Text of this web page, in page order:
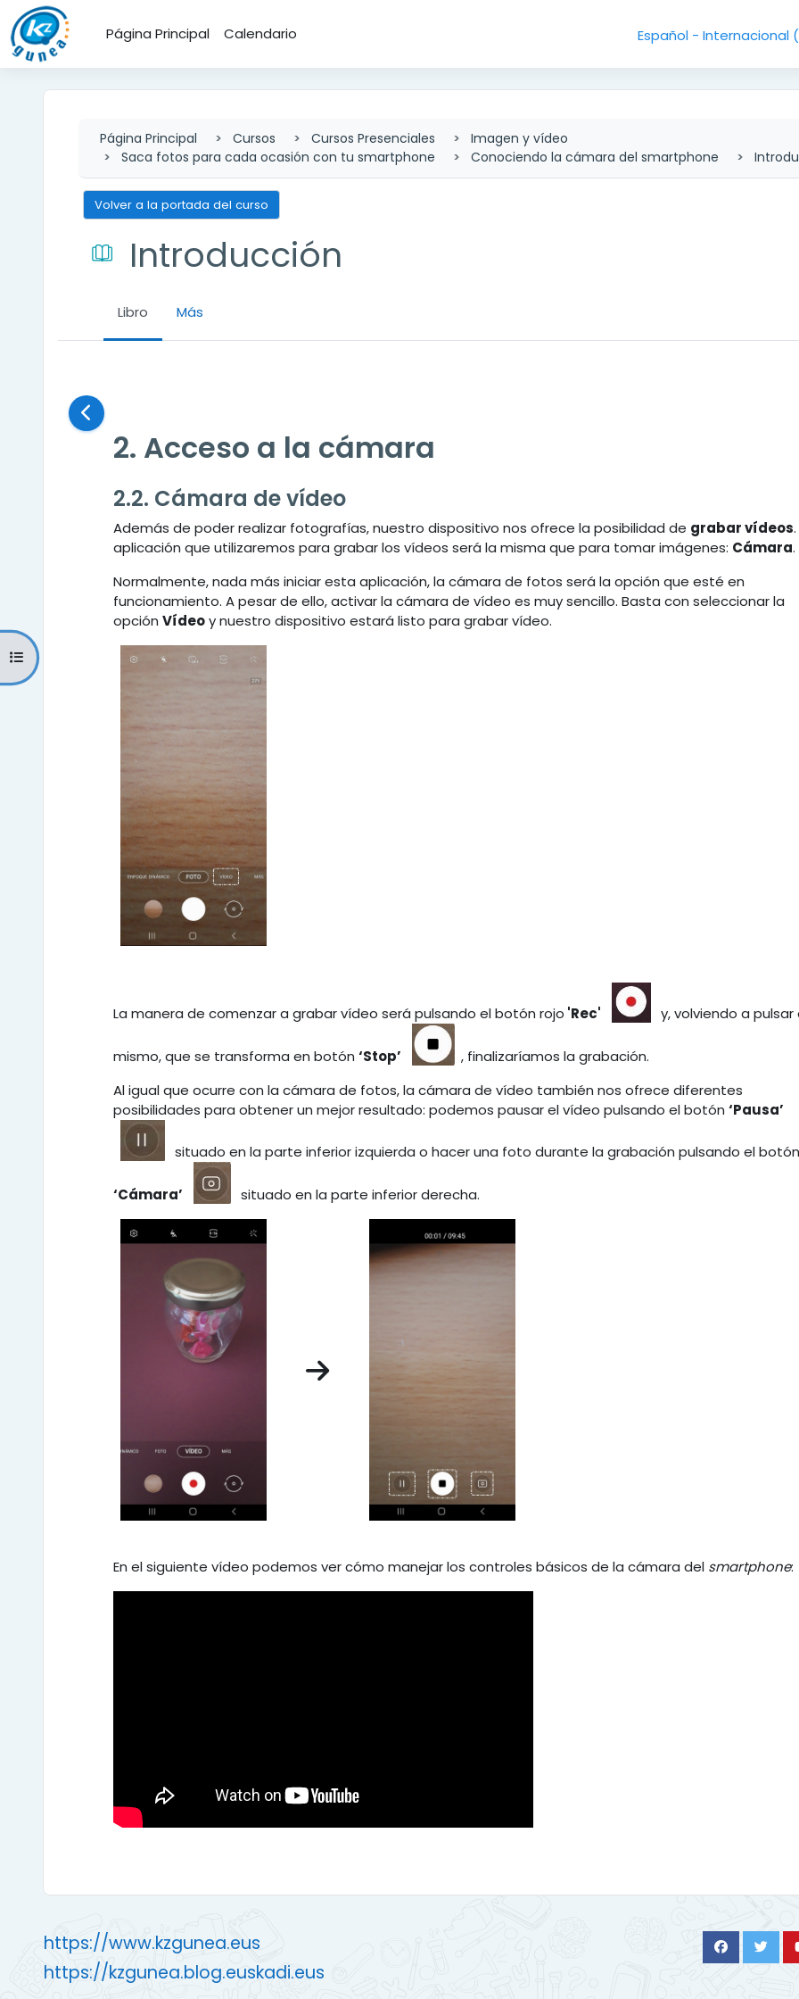
Salta al contenido principal
Página Principal
Calendario Español - Internacional
Abrir índice del curso
Página Principal Cursos Cursos Presenciales
Imagen y vídeo
Saca fotos para cada ocasión con tu smartphone
Conociendo la cámara del smartphone
Volver a la portada del curso
Introducción
Libro Más
2. Acceso a la cámara
2.2. Cámara de vídeo
Además de poder realizar fotografías, nuestro dispositivo nos ofrece la posibilidad de grabar vídeos
aplicación que utilizaremos para grabar los vídeos será la misma que para tomar imágenes: Cámara.
Normalmente, nada más iniciar esta aplicación, la cámara de fotos será la opción que esté en
funcionamiento. A pesar de ello, activar la cámara de vídeo es muy sencillo. Basta con seleccionar la
opciónVídeoy nuestro dispositivo estará listo para grabar vídeo.
La manera de comenzar a grabar vídeo será pulsando el botón rojo 'Rec' y, volviendo a pulsar
mismo, que se transforma en botón‘Stop’
, finalizaríamos la grabación.
Al igual que ocurre con la cámara de fotos, la cámara de vídeo también nos ofrece diferentes
posibilidades para obtener un mejor resultado: podemos pausar el vídeo pulsando el botón‘Pausa’
situado en la parte inferior izquierda o hacer una foto durante la grabación pulsando el
‘Cámara’ situado en la parte inferior derecha.
En el siguiente vídeo podemos ver cómo manejar los controles básicos de la cámara del smartphone:
https://www.kzgunea.eus
https://kzgunea.blog.euskadi.eus